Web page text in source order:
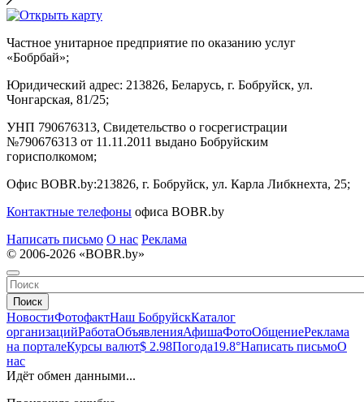
Частное унитарное предприятие по оказанию услуг
«Бобрбай»;
Юридический адрес: 213826, Беларусь, г. Бобруйск, ул.
Чонгарская, 81/25;
УНП 790676313, Свидетельство о госрегистрации
№790676313 от 11.11.2011 выдано Бобруйским
горисполкомом;
Офис BOBR.by:213826, г. Бобруйск, ул. Карла Либкнехта, 25;
Контактные телефоны офиса BOBR.by
Написать письмо О нас Реклама
© 2006-2026 «BOBR.by»
Поиск
НовостиФотофактНаш БобруйскКаталог
организацийРаботаОбъявленияАфишаФотоОбщениеРеклама
на порталеКурсы валют$ 2.98Погода19.8°Написать письмоО
нас
Идёт обмен данными...